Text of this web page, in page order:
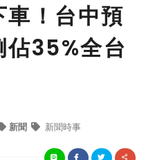
車！台中預
佔35%全台
新聞 新聞時事